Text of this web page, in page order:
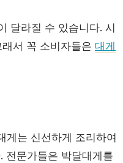
달라질 수 있습니다. 시
서 꼭 소비자들은 대게
게는 신선하게 조리하여
전문가들은 박달대게를